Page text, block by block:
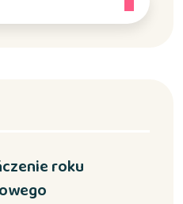
roku